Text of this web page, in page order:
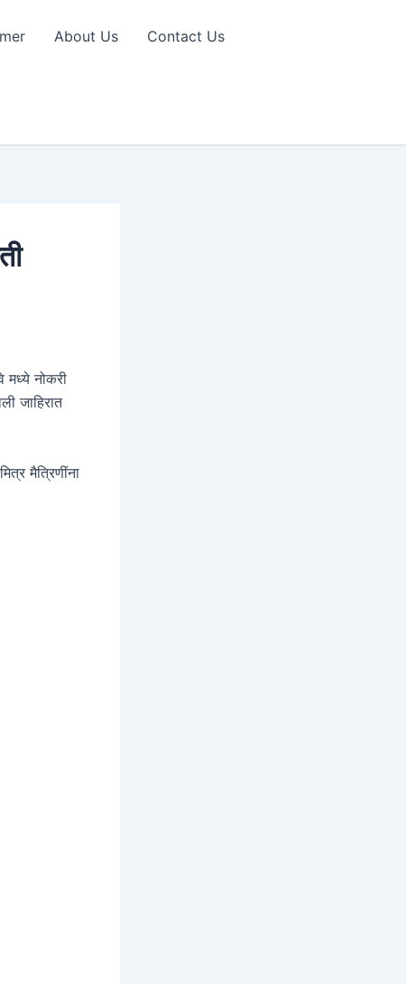
About Us Contact Us
मध्ये नोकरी
जाहिरात
मैत्रिणींना